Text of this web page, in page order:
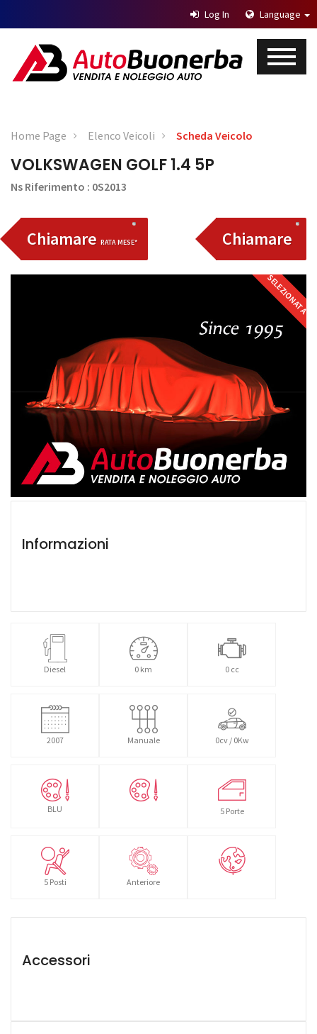
Log In Language
Home Page Elenco Veicoli Scheda Veicolo
VOLKSWAGEN GOLF 1.4 5P
Ns Riferimento : 0S2013
Chiamare RATA MESE* Chiamare
SELEZIONATA
Informazioni
Diesel 0 km 0 cc
2007 Manuale 0cv / 0Kw
BLU 5 Porte
5 Posti Anteriore
Accessori